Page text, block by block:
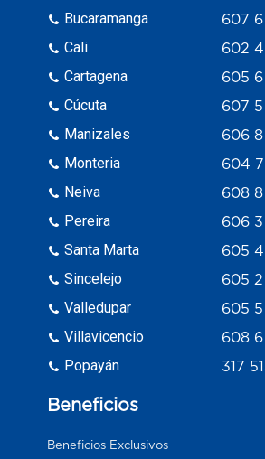
Bucaramanga
Cali
Cartagena
Cúcuta
Manizales
Monteria
Neiva
Pereira
Santa Marta
Sincelejo
Valledupar
Villavicencio
Popayán
607
602
605
607 5
606
604
608 8
606
605 4
605 2
605
608
317
Beneficios
Beneficios Exclusivos